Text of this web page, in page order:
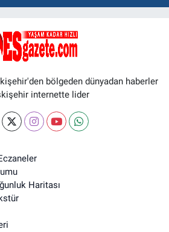
bölgeden dünyadan haberler
internette lider
Haritası